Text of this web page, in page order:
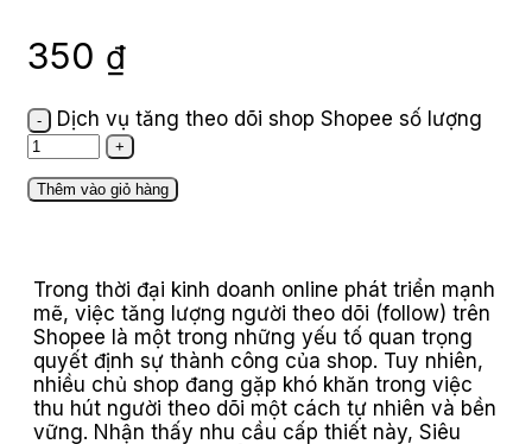
350 ₫
Dịch vụ tăng theo dõi shop Shopee số lượng
Thêm vào giỏ hàng
Trong thời đại kinh doanh online phát triển mạnh
mẽ, việc tăng lượng người theo dõi (follow) trên
Shopee là một trong những yếu tố quan trọng
quyết định sự thành công của shop. Tuy nhiên,
nhiều chủ shop đang gặp khó khăn trong việc
thu hút người theo dõi một cách tự nhiên và bền
vững. Nhận thấy nhu cầu cấp thiết này, Siêu